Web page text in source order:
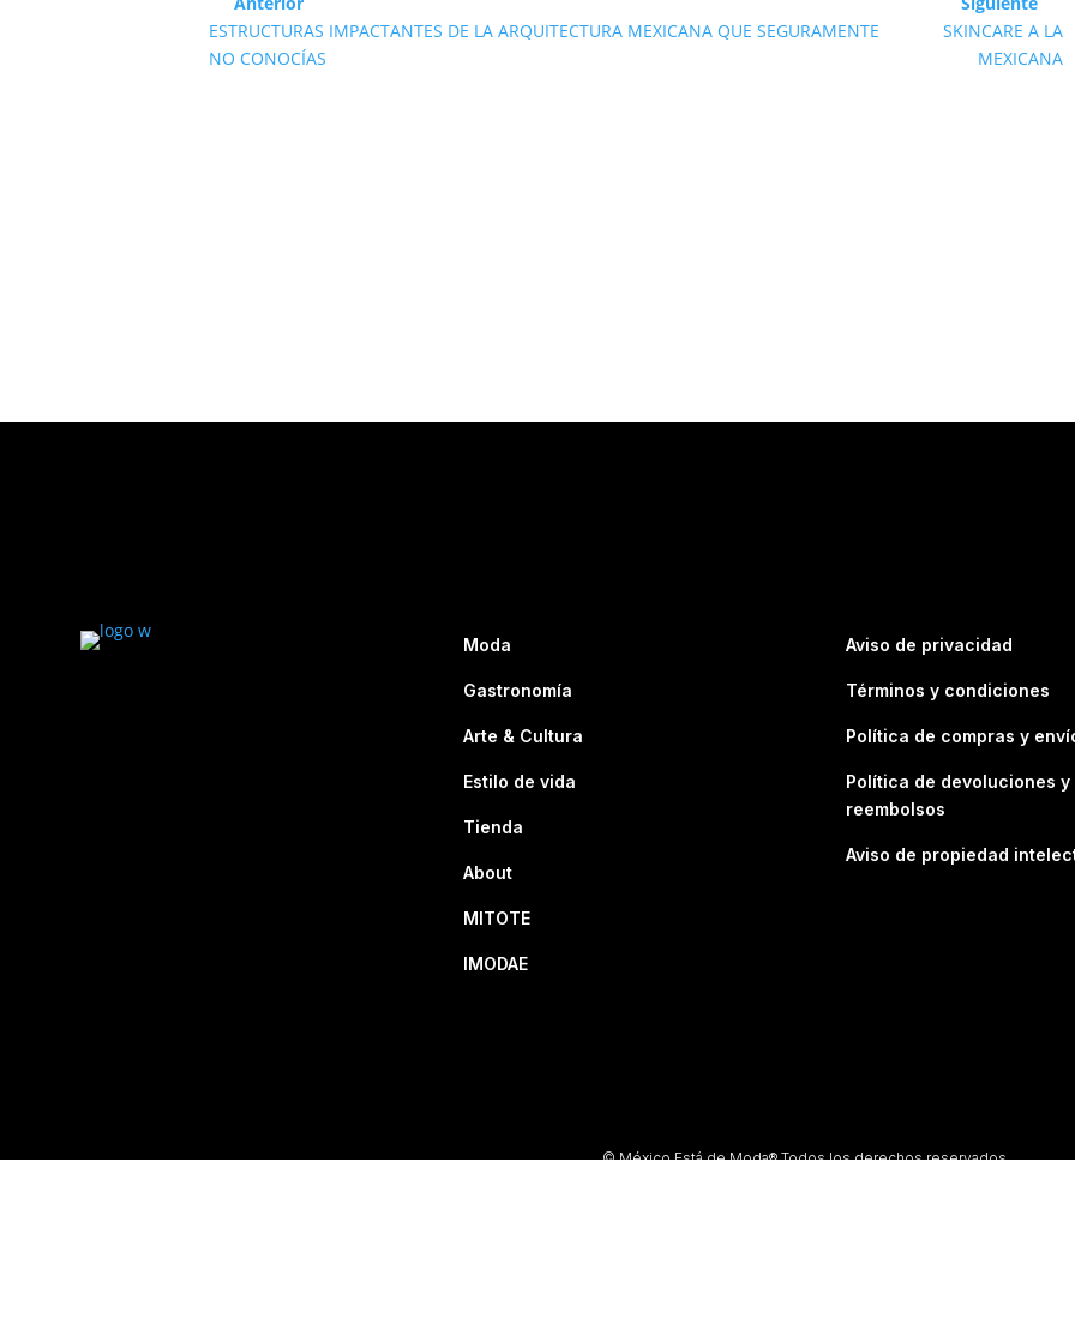
ESTRUCTURAS IMPACTANTES DE LA ARQUITECTURA MEXICANA QUE SEGURAMENTE
NO CONOCÍAS
SKINCARE A LA
MEXICANA
Moda
Gastronomía
Arte & Cultura
Estilo de vida
Tienda
About
MITOTE
IMODAE
Aviso de privacidad
Términos y condiciones
Política de compras y
Política de devoluciones y
reembolsos
Aviso de propiedad
© México Está de Moda® Todos los derechos reservados.